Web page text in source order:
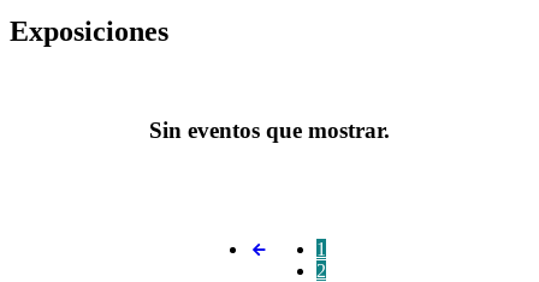
Exposiciones
Sin eventos que mostrar.
1
2